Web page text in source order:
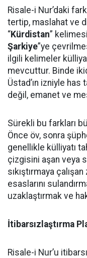
Risale-i Nur’daki
tertip, maslahat ve
“Kürdistan”
Şarkiye”ye
ilgili kelimeler
mevcuttur. Binde
Üstad’ın izniyle
değil, emanet ve
Sürekli bu farkları
Önce öv, sonra
genellikle külliyatı
çizgisini aşan veya
sıkıştırmaya
esaslarını
uzaklaştırmak ve
İtibarsızlaştırma
Risale-i Nur’u